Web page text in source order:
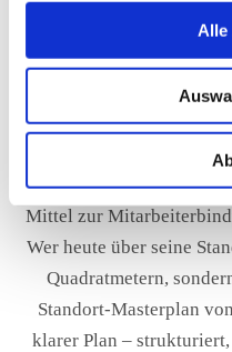
Alle
um auf Veränderungen
Ein Standort-
Raumkonzept.
Steuerungsinstrument.
nicht nur Kostenfaktor
Mittel zur
Wer heute über seine
Quadratmetern,
Standort-Masterplan
klarer Plan –